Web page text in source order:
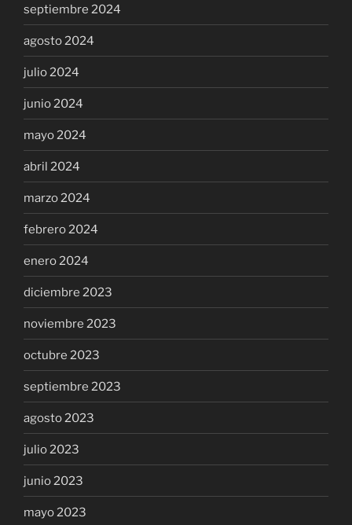
septiembre 2024
agosto 2024
julio 2024
junio 2024
mayo 2024
abril 2024
marzo 2024
febrero 2024
enero 2024
diciembre 2023
noviembre 2023
octubre 2023
septiembre 2023
agosto 2023
julio 2023
junio 2023
mayo 2023